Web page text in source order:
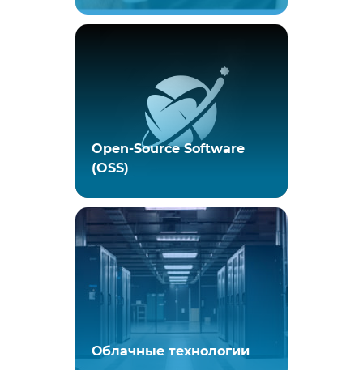
Open-Source Software
(OSS)
Облачные технологии